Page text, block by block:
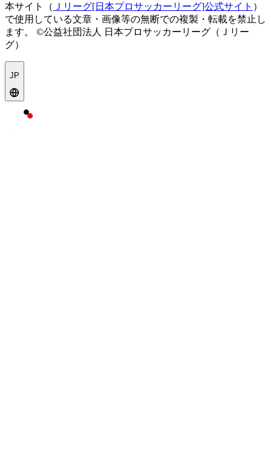
本サイト（ Ｊリーグ[日本プロサッカーリーグ]公式サイト ）
で使用している文章・画像等の無断での複製・転載を禁止し
ます。
©公益社団法人 日本プロサッカーリーグ（Ｊリー
グ）
JP